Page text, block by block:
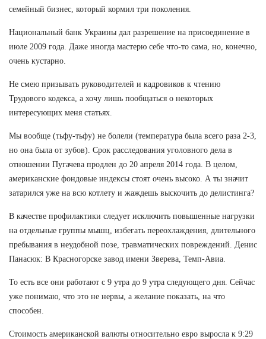
семейный бизнес, который кормил три поколения.
Национальный банк Украины дал разрешение на присоединение в
июле 2009 года. Даже иногда мастерю себе что-то сама, но, конечно,
очень кустарно.
Не смею призывать руководителей и кадровиков к чтению
Трудового кодекса, а хочу лишь пообщаться о некоторых
интересующих меня статьях.
Мы вообще (тьфу-тьфу) не болели (температура была всего раза 2-3,
но она была от зубов). Срок расследования уголовного дела в
отношении Пугачева продлен до 20 апреля 2014 года. В целом,
американские фондовые индексы стоят очень высоко. А ты значит
затарился уже на всю котлету и жаждешь выскочить до делистинга?
В качестве профилактики следует исключить повышенные нагрузки
на отдельные группы мышц, избегать переохлаждения, длительного
пребывания в неудобной позе, травматических повреждений. Денис
Панасюк: В Красногорске завод имени Зверева, Темп-Авиа.
То есть все они работают с 9 утра до 9 утра следующего дня. Сейчас
уже понимаю, что это не нервы, а желание показать, на что
способен.
Стоимость американской валюты относительно евро выросла к 9:29